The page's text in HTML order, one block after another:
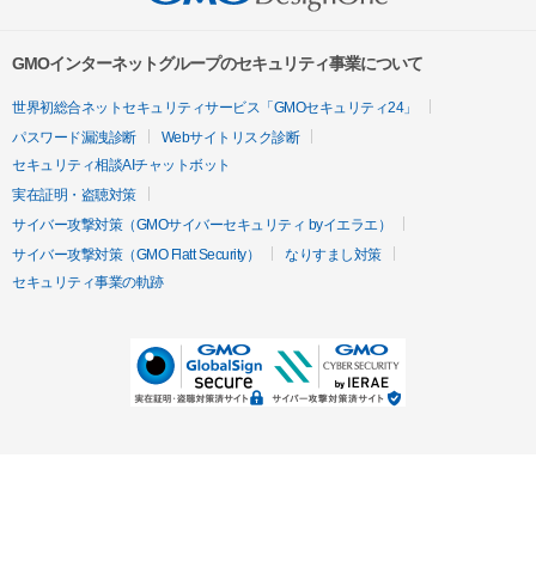
GMOインターネットグループのセキュリティ事業について
世界初総合ネットセキュリティサービス「GMOセキュリティ24」
パスワード漏洩診断
Webサイトリスク診断
セキュリティ相談AIチャットボット
実在証明・盗聴対策
サイバー攻撃対策（GMOサイバーセキュリティ byイエラエ）
サイバー攻撃対策（GMO Flatt Security）
なりすまし対策
セキュリティ事業の軌跡